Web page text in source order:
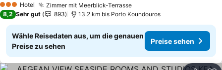
3 SterneHotel Zimmer mit Meerblick-Terrasse
8,2 Sehr gut 893 13.2 km bis Porto Koundouros
Wähle Reisedaten aus, um die genauen
Preise zu sehen
Preise sehen